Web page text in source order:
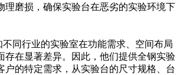
理磨损，确保实验台在恶劣的实验环境下
同行业的实验室在功能需求、空间布局
存在显著差异。因此，他们提供全钢实验
户的特定需求，从实验台的尺寸规格、台